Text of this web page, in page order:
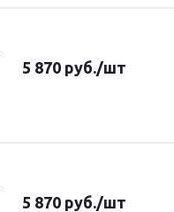
5 870 руб./шт
5 870 руб./шт